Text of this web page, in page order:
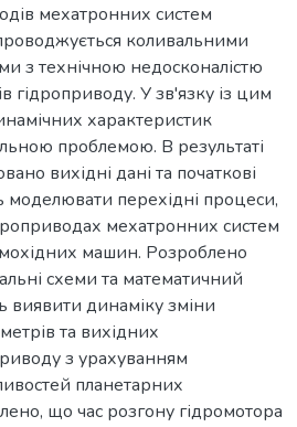
мехатронних систем
коливальними
з технічною недосконалістю
гідроприводу. У зв'язку із цим
характеристик
проблемою. В результаті
вихідні дані та початкові
перехідні процеси,
мехатронних систем
машин. Розроблено
схеми та математичний
виявити динаміку зміни
та вихідних
з урахуванням
планетарних
що час розгону гідромотора